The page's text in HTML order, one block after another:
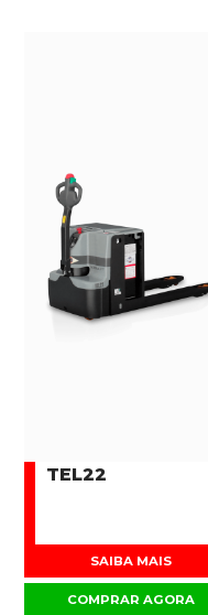
TEL22
SAIBA MAIS
COMPRAR AGORA